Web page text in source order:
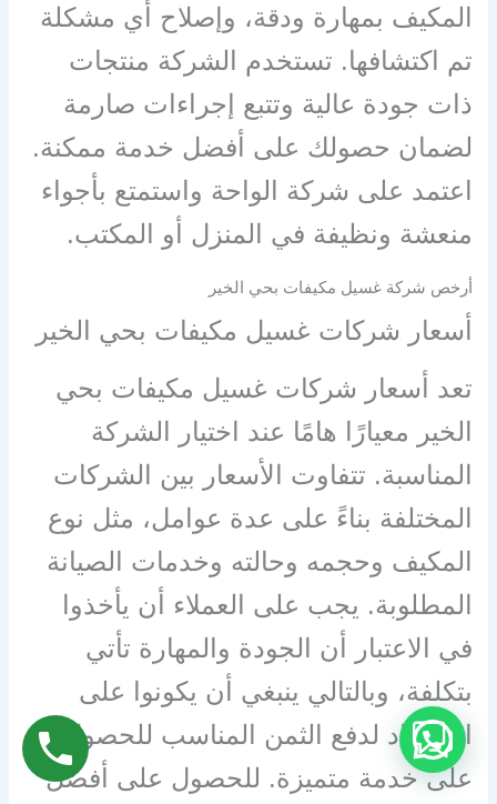
المكيف بمهارة ودقة، وإصلاح أي مشكلة
تم اكتشافها. تستخدم الشركة منتجات
ذات جودة عالية وتتبع إجراءات صارمة
لضمان حصولك على أفضل خدمة ممكنة.
اعتمد على شركة الواحة واستمتع بأجواء
منعشة ونظيفة في المنزل أو المكتب.
أرخص شركة غسيل مكيفات بحي الخير
أسعار شركات غسيل مكيفات بحي الخير
تعد أسعار شركات غسيل مكيفات بحي
الخير معيارًا هامًا عند اختيار الشركة
المناسبة. تتفاوت الأسعار بين الشركات
المختلفة بناءً على عدة عوامل، مثل نوع
المكيف وحجمه وحالته وخدمات الصيانة
المطلوبة. يجب على العملاء أن يأخذوا
في الاعتبار أن الجودة والمهارة تأتي
بتكلفة، وبالتالي ينبغي أن يكونوا على
استعداد لدفع الثمن المناسب للحصول
على خدمة متميزة. للحصول على أفضل